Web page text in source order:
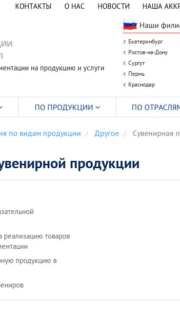
КОНТАКТЫ О НАС НОВОСТИ НАША
на продукцию и услуги
Наши
г. Екатеринбург
г. Ростов-на-Дону
г. Сургут
г. Пермь
г. Краснодар
по видам продукции Другое Сувенирная
продукции
реализацию товаров
продукцию в
ПО ПРОДУКЦИИ ПО